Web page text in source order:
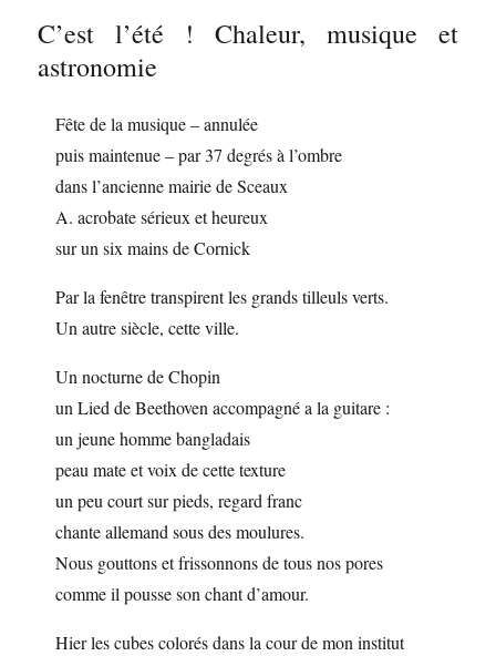
C’est l’été ! Chaleur, musique et
astronomie
Fête de la musique – annulée
puis maintenue – par 37 degrés à l’ombre
dans l’ancienne mairie de Sceaux
A. acrobate sérieux et heureux
sur un six mains de Cornick
Par la fenêtre transpirent les grands tilleuls verts.
Un autre siècle, cette ville.
Un nocturne de Chopin
un Lied de Beethoven accompagné a la guitare :
un jeune homme bangladais
peau mate et voix de cette texture
un peu court sur pieds, regard franc
chante allemand sous des moulures.
Nous gouttons et frissonnons de tous nos pores
comme il pousse son chant d’amour.
Hier les cubes colorés dans la cour de mon institut